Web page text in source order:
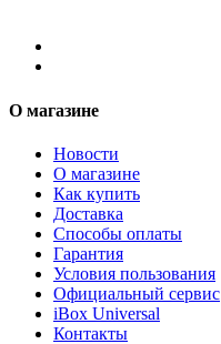
О магазине
Новости
О магазине
Как купить
Доставка
Способы оплаты
Гарантия
Условия пользования
Официальный сервис
iBox Universal
Контакты